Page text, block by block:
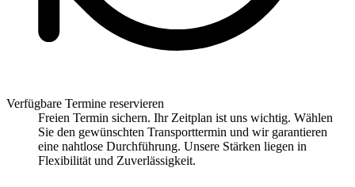
Verfügbare Termine reservieren
Freien Termin sichern. Ihr Zeitplan ist uns wichtig. Wählen
Sie den gewünschten Transporttermin und wir garantieren
eine nahtlose Durchführung. Unsere Stärken liegen in
Flexibilität und Zuverlässigkeit.